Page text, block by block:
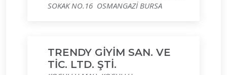
SOKAK NO.16 OSMANGAZİ BURSA
TRENDY GİYİM SAN. VE
TİC. LTD. ŞTİ.